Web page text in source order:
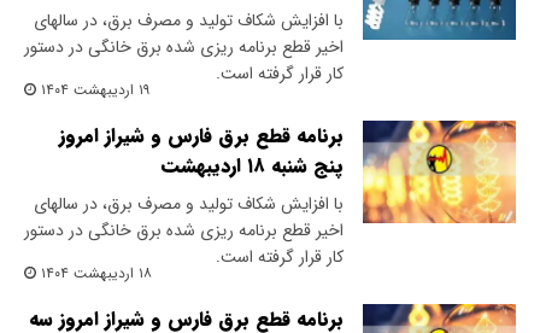
با افزایش شکاف تولید و مصرف برق، در سالهای
اخیر قطع برنامه ریزی شده برق خانگی در دستور
کار قرار گرفته است.
۱۹ اردیبهشت ۱۴۰۴
برنامه قطع برق فارس و شیراز امروز
پنج شنبه ۱۸ اردیبهشت
با افزایش شکاف تولید و مصرف برق، در سالهای
اخیر قطع برنامه ریزی شده برق خانگی در دستور
کار قرار گرفته است.
۱۸ اردیبهشت ۱۴۰۴
برنامه قطع برق فارس و شیراز امروز سه‌